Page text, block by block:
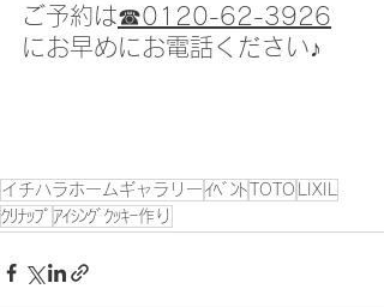
ご予約は☎0120-62-3926
にお早めにお電話ください♪
イチハラホームギャラリー ｲﾍﾞﾝﾄ TOTO
LIXIL
ｸﾘﾅｯﾌﾟ ｱｲｼﾝｸﾞｸｯｷｰ作り